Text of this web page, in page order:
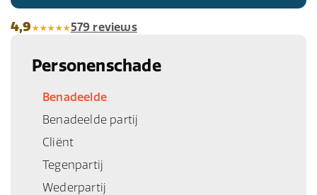
4,9 579 reviews
Personenschade
Benadeelde
Benadeelde partij
Cliënt
Tegenpartij
Wederpartij